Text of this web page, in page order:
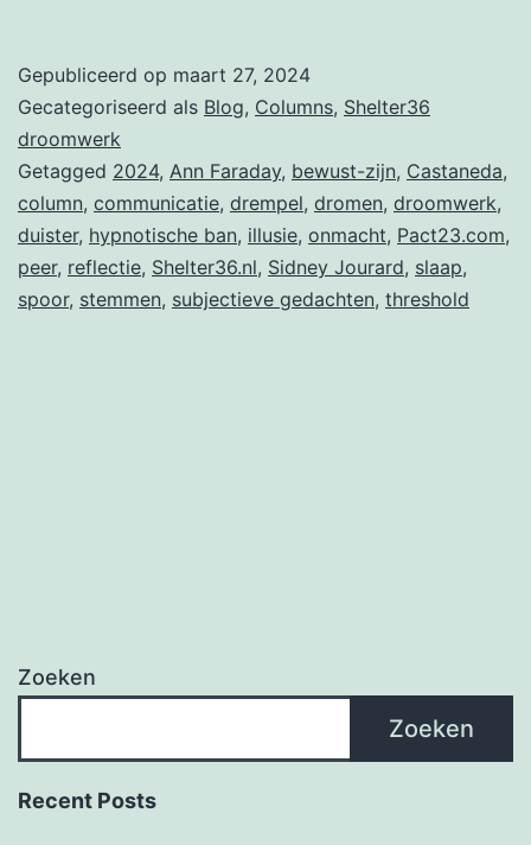
een
Gepubliceerd op maart 27, 2024
Gecategoriseerd als Blog, Columns, Shelter36
droomwerk
Getagged 2024, Ann Faraday, bewust-zijn, Castaneda,
column, communicatie, drempel, dromen, droomwerk,
duister, hypnotische ban, illusie, onmacht, Pact23.com,
peer, reflectie, Shelter36.nl, Sidney Jourard, slaap,
spoor, stemmen, subjectieve gedachten, threshold
Zoeken
Zoeken
Recent Posts